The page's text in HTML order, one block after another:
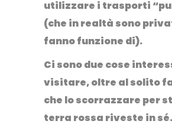
utilizzare i trasporti
(che in realtà sono
fanno funzione di).
Ci sono due cose
visitare, oltre al solito
che lo scorrazzare per
terra rossa riveste in